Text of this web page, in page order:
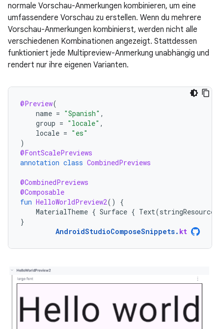
normale Vorschau-Anmerkungen kombinieren, um eine
umfassendere Vorschau zu erstellen. Wenn du mehrere
Vorschau-Anmerkungen kombinierst, werden nicht alle
verschiedenen Kombinationen angezeigt. Stattdessen
funktioniert jede Multipreview-Anmerkung unabhängig und
rendert nur ihre eigenen Varianten.
@Preview(
name = "Spanish" ,
group = "locale" ,
locale = "es"
)
@FontScalePreviews
annotation class CombinedPreviews
@CombinedPreviews
@Composable
fun HelloWorldPreview2()
{
MaterialTheme { Surface { Text(stringResource
}
AndroidStudioComposeSnippets. kt